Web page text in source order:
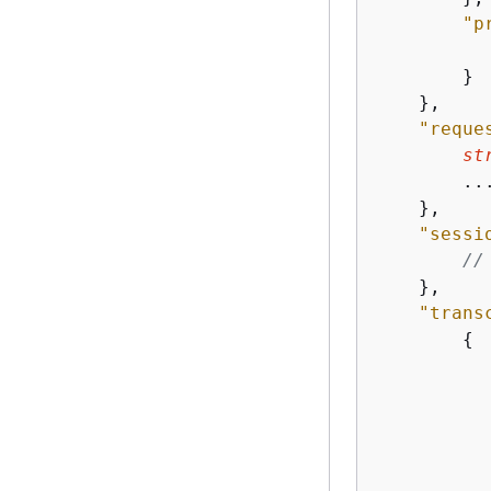
        }
    },
        ...
    },
//
    },
{